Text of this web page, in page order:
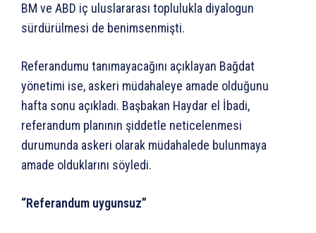
BM ve ABD iç uluslararası toplulukla diyalogun
sürdürülmesi de benimsenmişti.
Referandumu tanımayacağını açıklayan Bağdat
yönetimi ise, askeri müdahaleye amade olduğunu
hafta sonu açıkladı. Başbakan Haydar el İbadi,
referandum planının şiddetle neticelenmesi
durumunda askeri olarak müdahalede bulunmaya
amade olduklarını söyledi.
“Referandum uygunsuz”